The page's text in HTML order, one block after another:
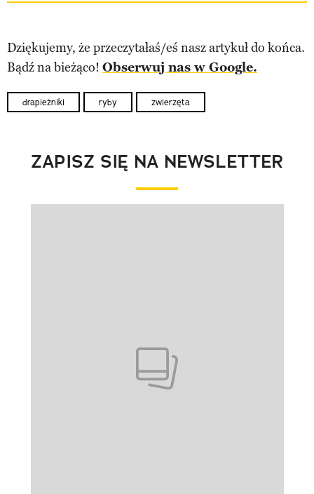
Dziękujemy, że przeczytałaś/eś nasz artykuł do końca.
Bądź na bieżąco! Obserwuj nas w Google.
drapieżniki ryby zwierzęta
ZAPISZ SIĘ NA NEWSLETTER